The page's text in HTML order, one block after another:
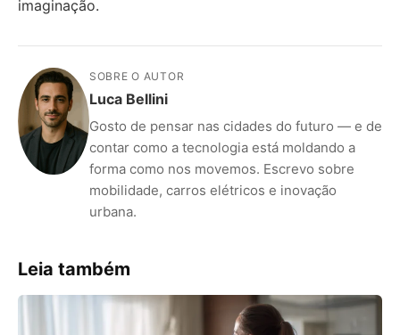
imaginação.
SOBRE O AUTOR
Luca Bellini
Gosto de pensar nas cidades do futuro — e de
contar como a tecnologia está moldando a
forma como nos movemos. Escrevo sobre
mobilidade, carros elétricos e inovação
urbana.
Leia também